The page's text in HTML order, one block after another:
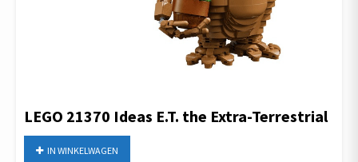
LEGO 21370 Ideas E.T. the Extra-Terrestrial
IN WINKELWAGEN